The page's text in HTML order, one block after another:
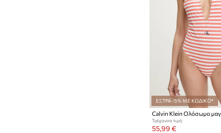
ΕΞΤΡΑ -5% ΜΕ ΚΩΔΙΚΟ*
Calvin Klein Ολόσωμο
Τρέχουσα τιμή:
55,99 €